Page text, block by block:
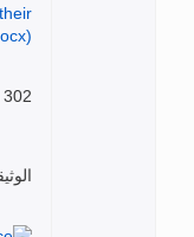
302 KB